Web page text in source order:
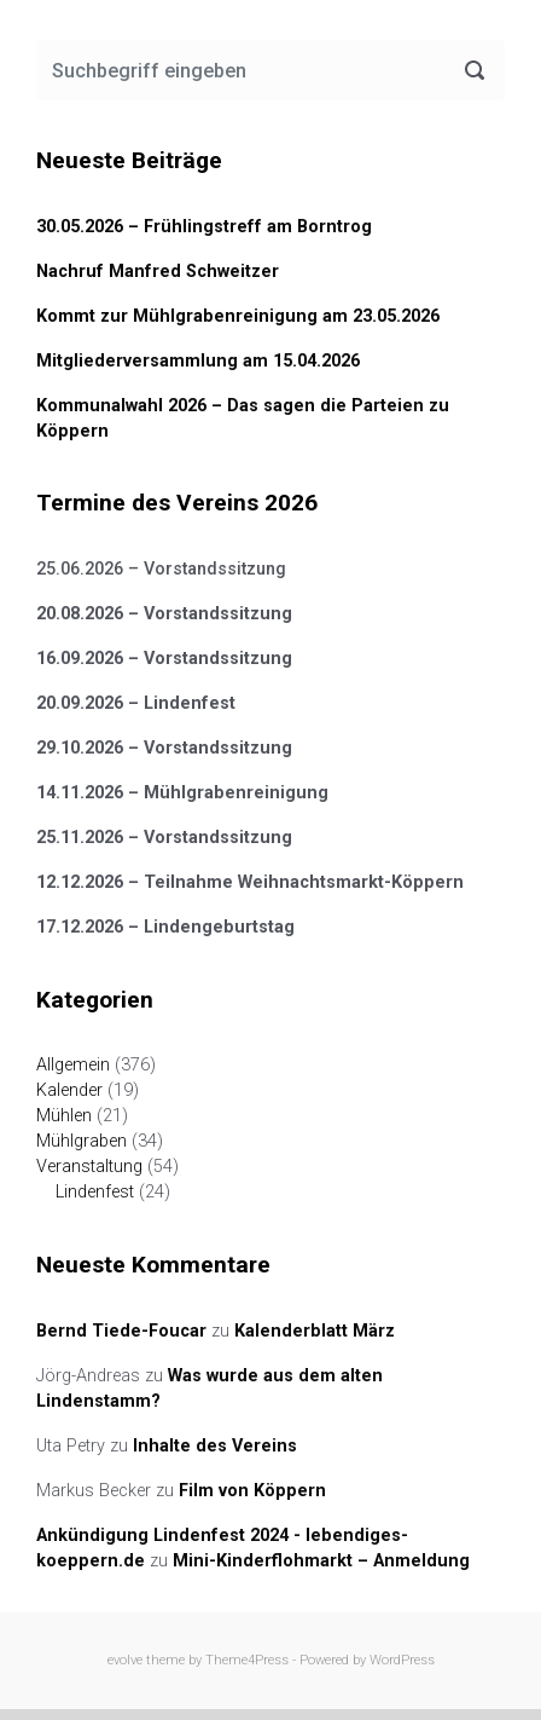
Neueste Beiträge
30.05.2026 – Frühlingstreff am Borntrog
Nachruf Manfred Schweitzer
Kommt zur Mühlgrabenreinigung am 23.05.2026
Mitgliederversammlung am 15.04.2026
Kommunalwahl 2026 – Das sagen die Parteien zu
Köppern
Termine des Vereins 2026
25.06.2026 – Vorstandssitzung
20.08.2026 – Vorstandssitzung
16.09.2026 – Vorstandssitzung
20.09.2026 – Lindenfest
29.10.2026 – Vorstandssitzung
14.11.2026 – Mühlgrabenreinigung
25.11.2026 – Vorstandssitzung
12.12.2026 – Teilnahme Weihnachtsmarkt-Köppern
17.12.2026 – Lindengeburtstag
Kategorien
Allgemein (376)
Kalender (19)
Mühlen (21)
Mühlgraben (34)
Veranstaltung (54)
Lindenfest (24)
Neueste Kommentare
Bernd Tiede-Foucar zu Kalenderblatt März
Jörg-Andreas zu Was wurde aus dem alten
Lindenstamm?
Uta Petry zu Inhalte des Vereins
Markus Becker zu Film von Köppern
Ankündigung Lindenfest 2024 - lebendiges-
koeppern.de zu Mini-Kinderflohmarkt – Anmeldung
evolvetheme by Theme4Press - Powered by WordPress